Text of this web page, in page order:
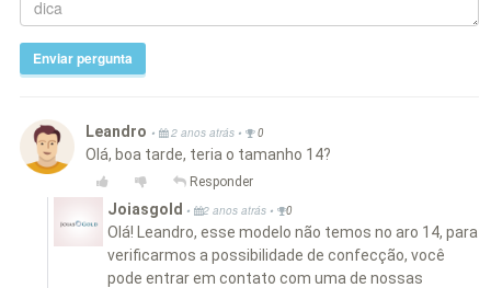
Enviar pergunta
Leandro • 2 anos atrás • 0
Olá, boa tarde, teria o tamanho 14?
Responder
Joiasgold • 2 anos atrás • 0
Olá! Leandro, esse modelo não temos no aro 14, para
verificarmos a possibilidade de confecção, você
pode entrar em contato com uma de nossas